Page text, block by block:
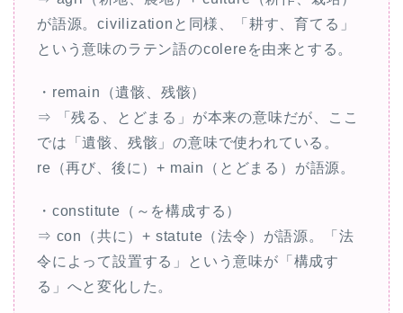
が語源。civilizationと同様、「耕す、育てる」
という意味のラテン語のcolereを由来とする。
・remain（遺骸、残骸）
⇒ 「残る、とどまる」が本来の意味だが、ここ
では「遺骸、残骸」の意味で使われている。
re（再び、後に）+ main（とどまる）が語源。
・constitute（～を構成する）
⇒ con（共に）+ statute（法令）が語源。「法
令によって設置する」という意味が「構成す
る」へと変化した。